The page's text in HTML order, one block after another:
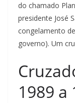
do chamado
presidente José
congelamento
governo). Um
1989 a